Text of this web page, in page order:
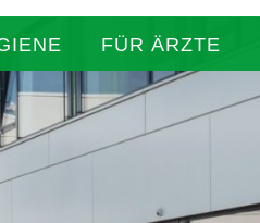
FÜR ÄRZTE